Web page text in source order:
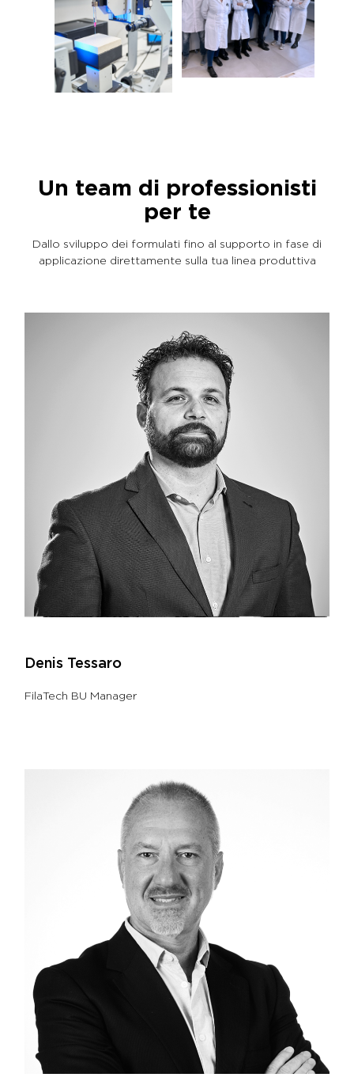
Un team di professionisti
per te
Dallo sviluppo dei formulati fino al supporto in fase di
applicazione direttamente sulla tua linea produttiva
Denis Tessaro
FilaTech BU Manager